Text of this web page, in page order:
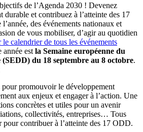
de l’Agenda 2030 ! Devenez
durable et contribuez à l’atteinte des 17
des événements nationaux et
de vous mobiliser, d’agir au quotidien
le calendrier de tous les événements
année est la Semaine européenne du
du 18 septembre au 8 octobre.
pour promouvoir le développement
aux enjeux et engager à l’action. Une
concrètes et utiles pour un avenir
collectivités, entreprises… Tous
pour contribuer à l’atteinte des 17 ODD.